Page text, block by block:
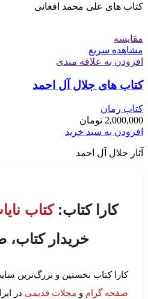
کتاب های علی محمد افغانی
مقایسه
مشاهده سریع
افزودن به علاقه مندی
کتاب های جلال آل احمد
کتاب رمان
2,000,000 تومان
افزودن به سبد خرید
آثار جلال آل احمد
کارا کتاب:کتاب
خریدار کتاب،
کارا کتاب نخستین و بزرگ‌ترین
صفحه گرام و مجلات قدیمی در